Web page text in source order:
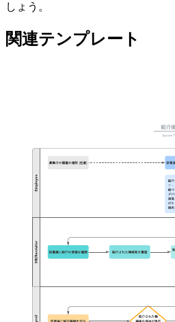
しょう。
関連テンプレート